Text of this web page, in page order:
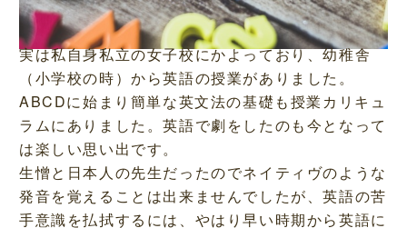
実は私自身私立の女子校にかよっており、幼稚舎
（小学校の時）から英語の授業がありました。
ABCDに始まり簡単な英文法の基礎も授業カリキュ
ラムにありました。英語で劇をしたのも今となって
は楽しい思い出です。
生憎と日本人の先生だったのでネイティヴのような
発音を覚えることは出来ませんでしたが、英語の苦
手意識を払拭するには、やはり早い時期から英語に